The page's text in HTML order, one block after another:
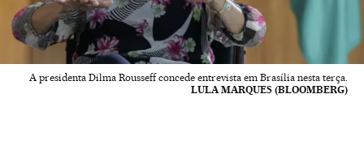
A presidenta Dilma Rousseff concede entrevista em Brasília nesta terça.
LULA MARQUES (BLOOMBERG)